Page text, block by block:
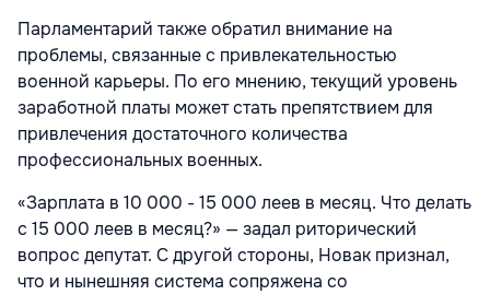
Парламентарий также обратил внимание на
проблемы, связанные с привлекательностью
военной карьеры. По его мнению, текущий уровень
заработной платы может стать препятствием для
привлечения достаточного количества
профессиональных военных.
«Зарплата в 10 000 - 15 000 леев в месяц. Что делать
с 15 000 леев в месяц?» — задал риторический
вопрос депутат. С другой стороны, Новак признал,
что и нынешняя система сопряжена со